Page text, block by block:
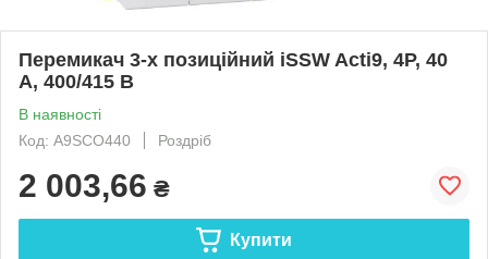
Перемикач 3-х позиційний iSSW Acti9, 4P, 40
A, 400/415 В
В наявності
Код: A9SCO440
Роздріб
2 003,66 ₴
Купити